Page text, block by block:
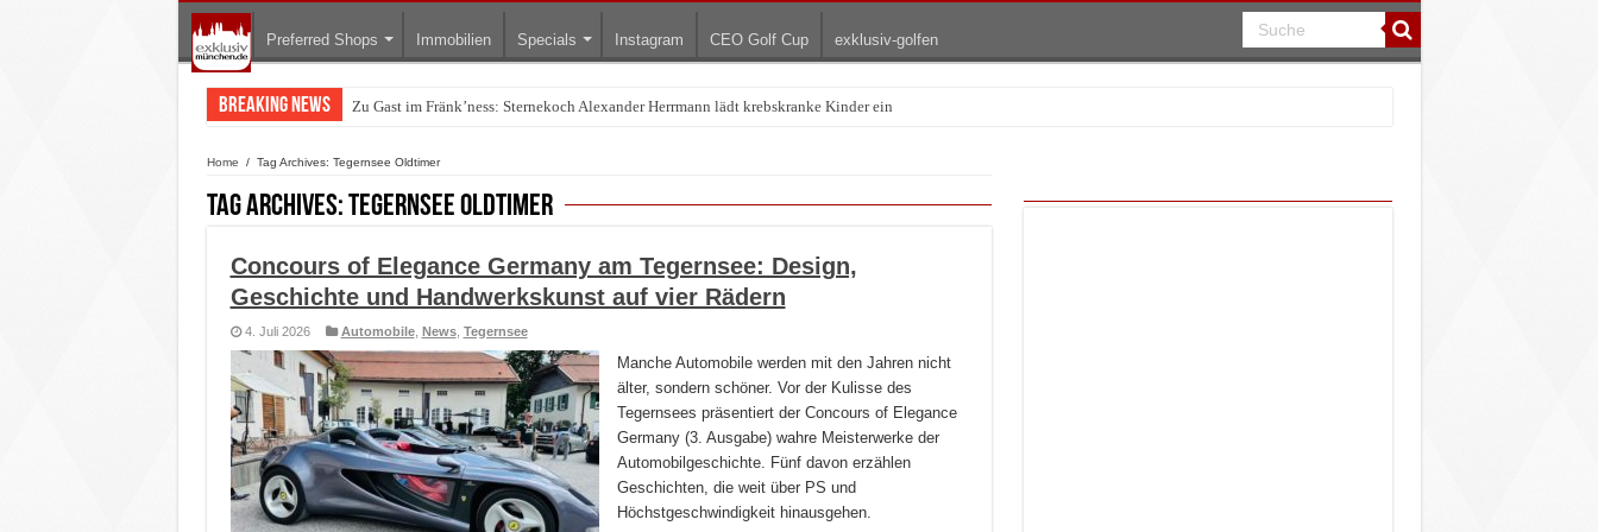
Preferred Shops Immobilien Specials Instagram CEO Golf Cup exklusiv-golfen
Breaking News Zu Gast im Fränk’ness: Sternekoch Alexander Herrmann lädt krebskranke Kinder ein
Warum München gerade zum Treffpunkt der Lingerie-Branche wurde
Home / Tag Archives: Tegernsee Oldtimer
Tag Archives:Tegernsee Oldtimer
Concours of Elegance Germany am Tegernsee: Design,
Geschichte und Handwerkskunst auf vier Rädern
4. Juli 2026 Automobile, News, Tegernsee
Manche Automobile werden mit den Jahren nicht
älter, sondern schöner. Vor der Kulisse des
Tegernsees präsentiert der Concours of Elegance
Germany (3. Ausgabe) wahre Meisterwerke der
Automobilgeschichte. Fünf davon erzählen
Geschichten, die weit über PS und
Höchstgeschwindigkeit hinausgehen.